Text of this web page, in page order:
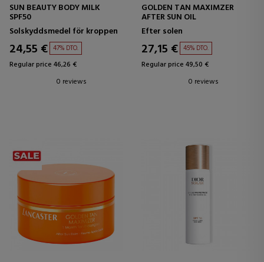
SUN BEAUTY BODY MILK
SPF50
Solskyddsmedel för kroppen
24,55 € 47% DTO.
Regular price 46,26 €
0 reviews
GOLDEN TAN MAXIMZER
AFTER SUN OIL
Efter solen
27,15 € 45% DTO.
Regular price 49,50 €
0 reviews